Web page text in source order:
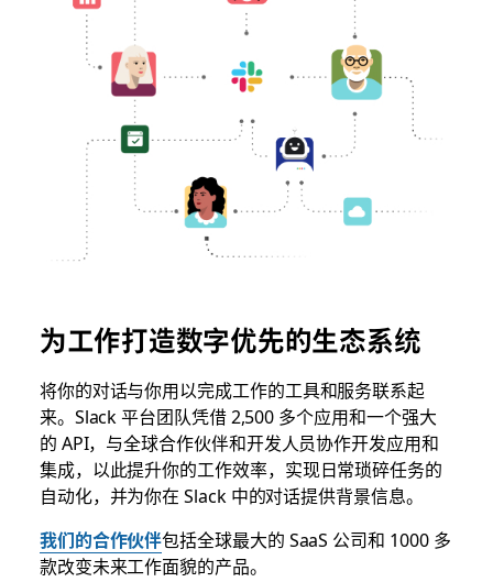
为工作打造数字优先的生态系统
将你的对话与你用以完成工作的工具和服务联系起
来。Slack 平台团队凭借 2,500 多个应用和一个强大
的 API，与全球合作伙伴和开发人员协作开发应用和
集成，以此提升你的工作效率，实现日常琐碎任务的
自动化，并为你在 Slack 中的对话提供背景信息。
我们的合作伙伴包括全球最大的 SaaS 公司和 1000 多
款改变未来工作面貌的产品。